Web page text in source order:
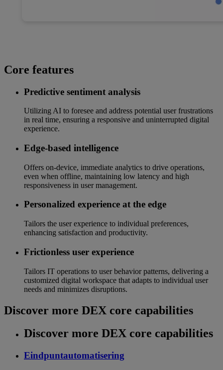
Core features
Predictive sentiment analysis
Utilizing AI to foresee and address potential user frustrations
in real time, ensuring a responsive and uninterrupted digital
experience.
Edge-based intelligence
Offers on-device, immediate analytics to drive operations,
even when offline, maintaining low latency and high
responsiveness in user management.
Personalized experience at the edge
Tailors the user experience to individual preferences,
enhancing satisfaction and productivity.
Frictionless user experience
Tailors IT operations to user behavior patterns, delivering a
customized digital workspace that adapts to individual user
needs and minimizes disruptions.
Discover more DEX core capabilities
Discover more DEX core capabilities
Eindpuntautomatisering